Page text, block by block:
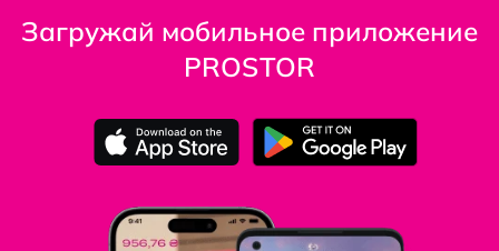
Загружай мобильное приложение
PROSTOR